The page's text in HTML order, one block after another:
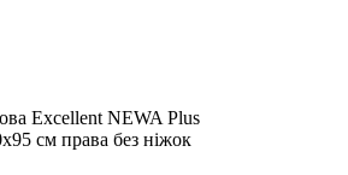
Excellent NEWA Plus
см права без ніжок